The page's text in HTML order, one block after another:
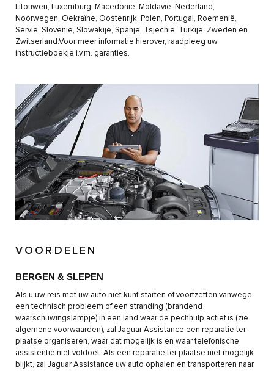
Litouwen, Luxemburg, Macedonië, Moldavië, Nederland,
Noorwegen, Oekraïne, Oostenrijk, Polen, Portugal, Roemenië,
Servië, Slovenië, Slowakije, Spanje, Tsjechië, Turkije, Zweden en
Zwitserland.Voor meer informatie hierover, raadpleeg uw
instructieboekje i.v.m. garanties.
VOORDELEN
BERGEN & SLEPEN
Als u uw reis met uw auto niet kunt starten of voortzetten vanwege
een technisch probleem of een stranding (brandend
waarschuwingslampje) in een land waar de pechhulp actief is (zie
algemene voorwaarden), zal Jaguar Assistance een reparatie ter
plaatse organiseren, waar dat mogelijk is en waar telefonische
assistentie niet voldoet. Als een reparatie ter plaatse niet mogelijk
blijkt, zal Jaguar Assistance uw auto ophalen en transporteren naar